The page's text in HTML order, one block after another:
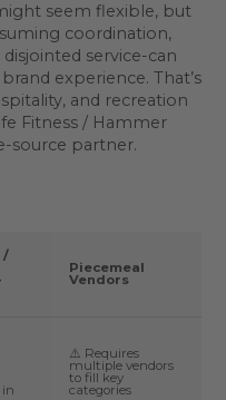
seem flexible, but
coordination,
service-can
experience. That’s
and recreation
Fitness / Hammer
source partner.
/
Piecemeal
Vendors
⚠️ Requires
multiple vendors
to fill key
categories